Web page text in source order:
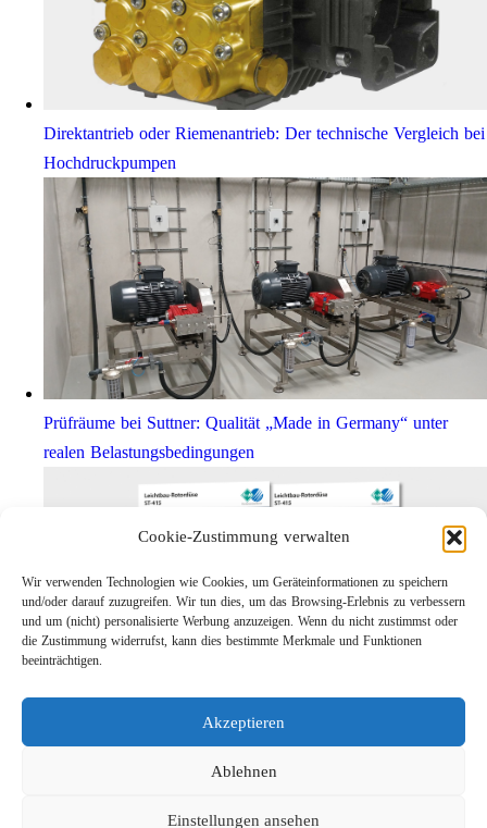
Cookie-Zustimmung verwalten
Wir verwenden Technologien wie Cookies, um Geräteinformationen zu speichern
und/oder darauf zuzugreifen. Wir tun dies, um das Browsing-Erlebnis zu verbessern
und um (nicht) personalisierte Werbung anzuzeigen. Wenn du nicht zustimmst oder
die Zustimmung widerrufst, kann dies bestimmte Merkmale und Funktionen
beeinträchtigen.
Akzeptieren
Ablehnen
Einstellungen ansehen
Direktantrieb oder Riemenantrieb: Der technische Vergleich bei
Hochdruckpumpen
Prüfräume bei Suttner: Qualität „Made in Germany“ unter
realen Belastungsbedingungen
Links